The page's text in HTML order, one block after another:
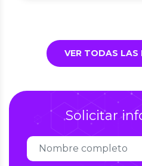
VER TODAS LAS
Solicitar